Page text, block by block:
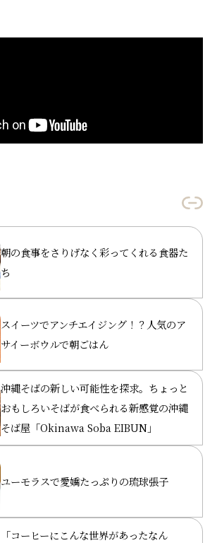
朝の食事をさりげなく彩ってくれる食器た
ち
スイーツでアンチエイジング！？人気のア
サイーボウルで朝ごはん
沖縄そばの新しい可能性を探求。ちょっと
おもしろいそばが食べられる新感覚の沖縄
そば屋「Okinawa Soba EIBUN」
ユーモラスで愛嬌たっぷりの琉球張子
「コーヒーにこんな世界があったなん